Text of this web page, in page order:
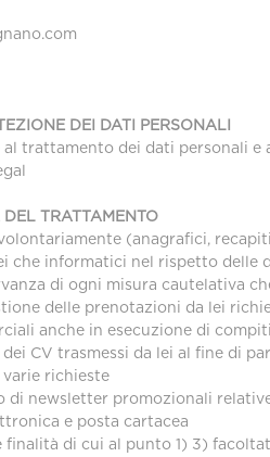
DEI DATI PERSONALI
trattamento dei dati personali
TRATTAMENTO
(anagrafici,
che informatici nel rispetto delle
di ogni misura
delle prenotazioni da lei
anche in esecuzione di
CV trasmessi da lei al fine di
richieste
di newsletter promozionali
e posta cartacea
di cui al punto 1) 3)